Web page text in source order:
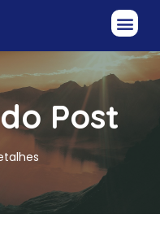
Post